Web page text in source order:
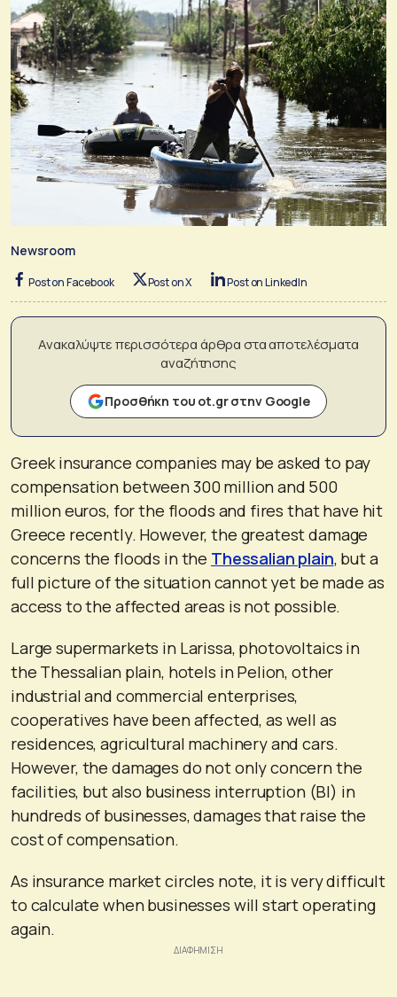
Newsroom
Post on Facebook Post on X Post on LinkedIn
Ανακαλύψτε περισσότερα άρθρα στα αποτελέσματα
αναζήτησης
Προσθήκη του ot.gr στην Google
Greek insurance companies may be asked to pay
compensation between 300 million and 500
million euros, for the floods and fires that have hit
Greece recently. However, the greatest damage
concerns the floods in the Thessalian plain, but a
full picture of the situation cannot yet be made as
access to the affected areas is not possible.
Large supermarkets in Larissa, photovoltaics in
the Thessalian plain, hotels in Pelion, other
industrial and commercial enterprises,
cooperatives have been affected, as well as
residences, agricultural machinery and cars.
However, the damages do not only concern the
facilities, but also business interruption (BI) in
hundreds of businesses, damages that raise the
cost of compensation.
As insurance market circles note, it is very difficult
to calculate when businesses will start operating
again.